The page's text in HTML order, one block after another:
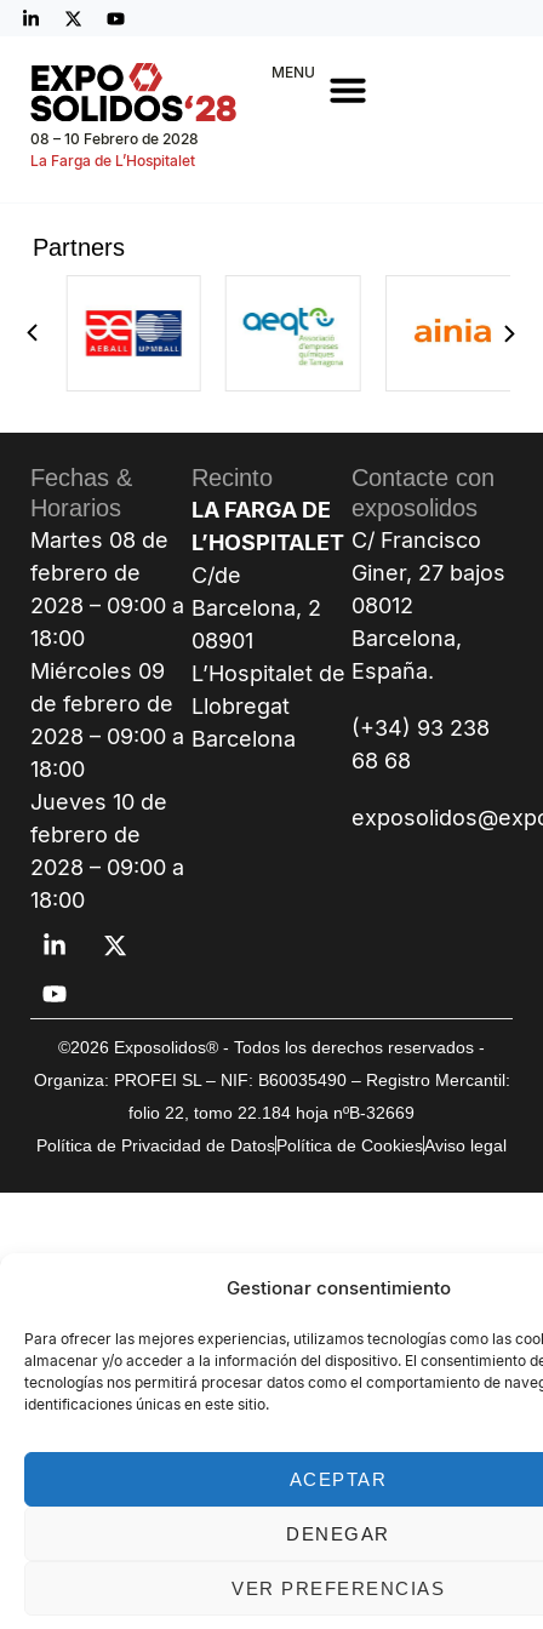
Gestionar consentimiento
Para ofrecer las mejores experiencias, utilizamos tecnologías como las
almacenar y/o acceder a la información del dispositivo. El consentimiento
tecnologías nos permitirá procesar datos como el comportamiento de
identificaciones únicas en este sitio.
ACEPTAR
DENEGAR
VER PREFERENCIAS
08 – 10 Febrero de 2028
La Farga de L’Hospitalet
MENU
Partners
Fechas &
Horarios
Martes 08 de
febrero de
2028 – 09:00 a
18:00
Miércoles 09
de febrero de
2028 – 09:00 a
18:00
Jueves 10 de
febrero de
2028 – 09:00 a
18:00
Recinto
LA FARGA DE
L’HOSPITALET
C/de
Barcelona, 2
08901
L’Hospitalet de
Llobregat
Barcelona
Contacte con
exposolidos
C/ Francisco
Giner, 27 bajos
08012
Barcelona,
España.
(+34) 93 238
68 68
©2026 Exposolidos® - Todos los derechos reservados -
Organiza: PROFEI SL – NIF: B60035490 – Registro Mercantil:
folio 22, tomo 22.184 hoja nºB-32669
Política de Privacidad de DatosPolítica de CookiesAviso legal